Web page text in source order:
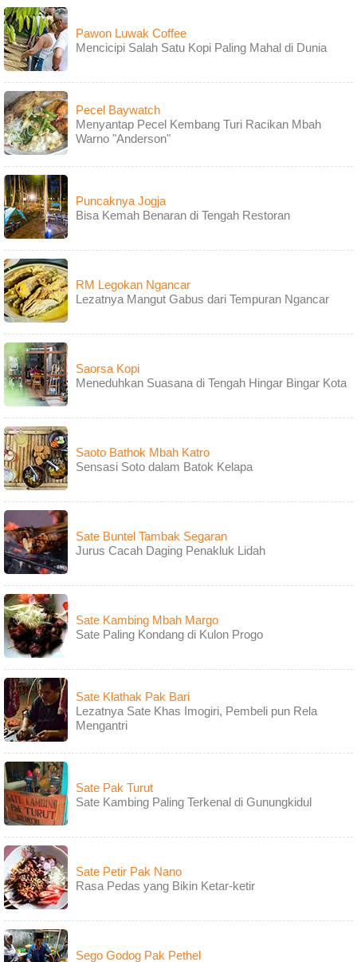
Pawon Luwak Coffee
Mencicipi Salah Satu Kopi Paling Mahal di Dunia
Pecel Baywatch
Menyantap Pecel Kembang Turi Racikan Mbah
Warno "Anderson"
Puncaknya Jogja
Bisa Kemah Benaran di Tengah Restoran
RM Legokan Ngancar
Lezatnya Mangut Gabus dari Tempuran Ngancar
Saorsa Kopi
Meneduhkan Suasana di Tengah Hingar Bingar Kota
Saoto Bathok Mbah Katro
Sensasi Soto dalam Batok Kelapa
Sate Buntel Tambak Segaran
Jurus Cacah Daging Penakluk Lidah
Sate Kambing Mbah Margo
Sate Paling Kondang di Kulon Progo
Sate Klathak Pak Bari
Lezatnya Sate Khas Imogiri, Pembeli pun Rela
Mengantri
Sate Pak Turut
Sate Kambing Paling Terkenal di Gunungkidul
Sate Petir Pak Nano
Rasa Pedas yang Bikin Ketar-ketir
Sego Godog Pak Pethel